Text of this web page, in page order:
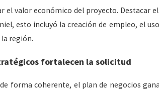
el valor económico del proyecto. Destacar
esto incluyó la creación de empleo, el
región.
fortalecen la solicitud
forma coherente, el plan de negocios